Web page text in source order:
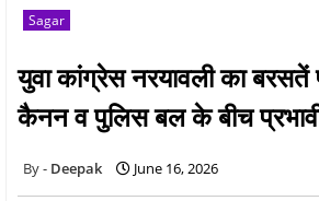
Sagar
युवा कांग्रेस नरयावली का बरसतें
कैनन व पुलिस बल के बीच
Deepak June 16, 2026